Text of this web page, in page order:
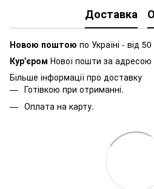
Доставка
Новою поштою по Україні - від 50
Кур'єром Нової пошти за адресою
Більше інформації про доставку
Готівкою при отриманні.
Оплата на карту.